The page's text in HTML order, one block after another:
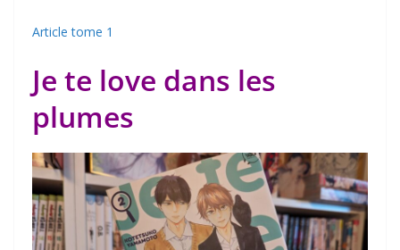
Article tome 1
Je te love dans les
plumes